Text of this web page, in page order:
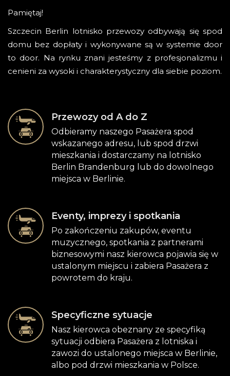
Pamiętaj!
Szczecin Berlin lotnisko przewozy odbywają się spod
domu bez dopłaty i wykonywane są w systemie door
to door. Na rynku znani jesteśmy z profesjonalizmu i
cenieni za wysoki i charakterystyczny dla siebie poziom.
Przewozy od A do Z
Odbieramy naszego Pasażera spod
wskazanego adresu, lub spod drzwi
mieszkania i dostarczamy na lotnisko
Berlin Brandenburg lub do dowolnego
miejsca w Berlinie.
Eventy, imprezy i spotkania
Po zakończeniu zakupów, eventu
muzycznego, spotkania z partnerami
biznesowymi nasz kierowca pojawia się w
ustalonym miejscu i zabiera Pasażera z
powrotem do kraju.
Specyficzne sytuacje
Nasz kierowca obeznany ze specyfiką
sytuacji odbiera Pasażera z lotniska i
zawozi do ustalonego miejsca w Berlinie,
albo pod drzwi mieszkania w Polsce.